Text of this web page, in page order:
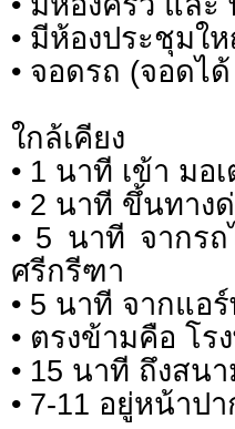
• มีห้องประชุมใ
• จอดรถ (จอดไ
ใกล้เคียง
• 1 นาที เข้า มอ
• 2 นาที ขึ้นทาง
• 5 นาที จากร
ศรีกรีฑา
• 5 นาที จากแอ
• ตรงข้ามคือ โ
• 15 นาที ถึงสน
• 7-11 อยู่หน้าป